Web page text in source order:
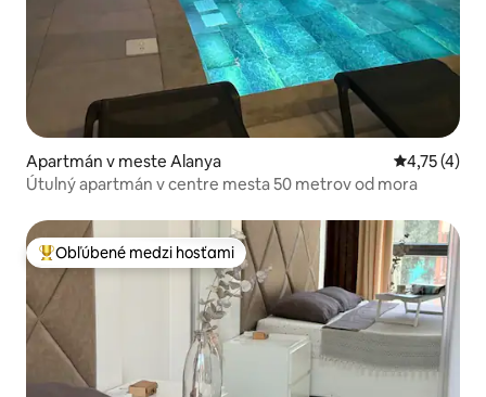
Apartmán v meste Alanya Priemerné
4,75 (4)
Útulný apartmán v centre mesta 50 metrov od mora
Najobľúbenejšie medzi hosťami
Obľúbené medzi hosťami